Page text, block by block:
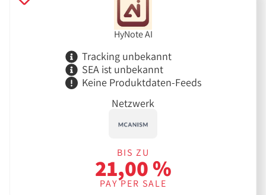
HyNote AI
Tracking unbekannt
SEA ist unbekannt
Keine Produktdaten-Feeds
Netzwerk
BIS ZU
21,00 %
PAY PER SALE